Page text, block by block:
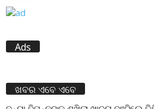
Ads
ଖବର ଏବେ ଏବେ